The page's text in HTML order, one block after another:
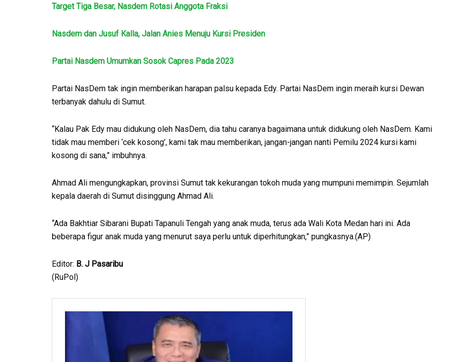
Target Tiga Besar, Nasdem Rotasi Anggota Fraksi
Nasdem dan Jusuf Kalla, Jalan Anies Menuju Kursi Presiden
Partai Nasdem Umumkan Sosok Capres Pada 2023
Partai NasDem tak ingin memberikan harapan palsu kepada Edy. Partai NasDem ingin meraih kursi Dewan
terbanyak dahulu di Sumut.
“Kalau Pak Edy mau didukung oleh NasDem, dia tahu caranya bagaimana untuk didukung oleh NasDem. Kami
tidak mau memberi ‘cek kosong’, kami tak mau memberikan, jangan-jangan nanti Pemilu 2024 kursi kami
kosong di sana,” imbuhnya.
Ahmad Ali mengungkapkan, provinsi Sumut tak kekurangan tokoh muda yang mumpuni memimpin. Sejumlah
kepala daerah di Sumut disinggung Ahmad Ali.
“Ada Bakhtiar Sibarani Bupati Tapanuli Tengah yang anak muda, terus ada Wali Kota Medan hari ini. Ada
beberapa figur anak muda yang menurut saya perlu untuk diperhitungkan,” pungkasnya.(AP)
Editor: B. J Pasaribu
(RuPol)